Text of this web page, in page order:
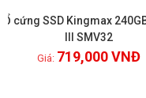
Xem chi tiết
Ổ cứng SSD Kingmax
III SMV32
719,000VNĐ